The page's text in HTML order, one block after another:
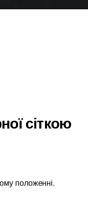
сіткою
положенні.